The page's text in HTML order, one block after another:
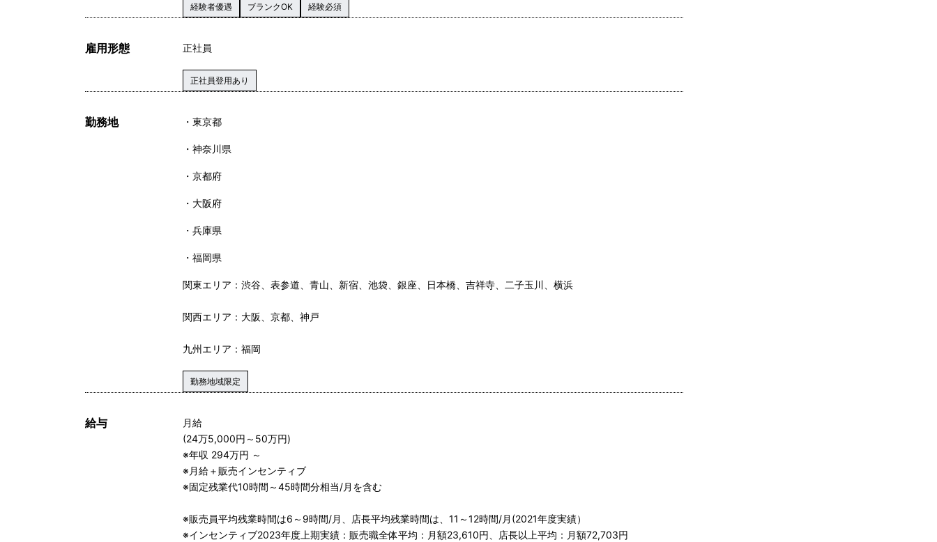
経験者優遇 ブランクOK 経験必須
雇用形態 正社員
正社員登用あり
勤務地 東京都
神奈川県
京都府
大阪府
兵庫県
福岡県
関東エリア：渋谷、表参道、青山、新宿、池袋、銀座、日本橋、吉祥寺、二子玉川、横浜
関西エリア：大阪、京都、神戸
九州エリア：福岡
勤務地域限定
給与
月給
(24万5,000円～50万円)
※年収 294万円 ～
※月給＋販売インセンティブ
※固定残業代10時間～45時間分相当/月を含む
※販売員平均残業時間は6～9時間/月、店長平均残業時間は、11～12時間/月(2021年度実績）
※インセンティブ2023年度上期実績：販売職全体平均：月額23,610円、店長以上平均：月額72,703円